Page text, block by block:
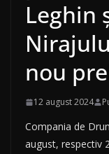
Leghin
nou
12 august 2024
Compania de
august, respectiv